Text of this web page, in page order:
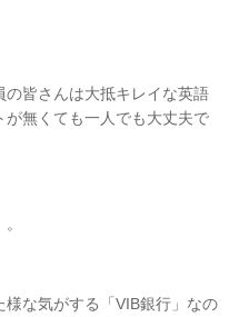
皆さんは大抵キレイな英語
無くても一人でも大丈夫で
な気がする「VIB銀行」なの